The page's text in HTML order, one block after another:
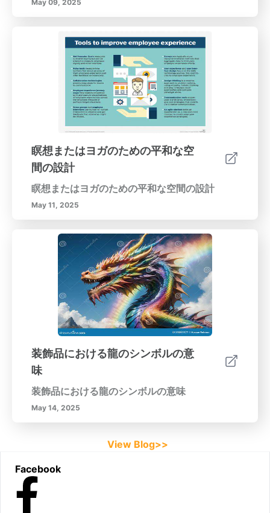
May 09, 2025
瞑想またはヨガのための平和な空
間の設計
瞑想またはヨガのための平和な空間の設計
May 11, 2025
装飾品における龍のシンボルの意
味
装飾品における龍のシンボルの意味
May 14, 2025
View Blog>>
Facebook